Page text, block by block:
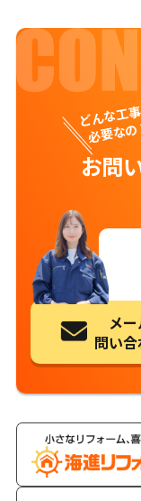
どんな工
必要な
お問
メ
問い